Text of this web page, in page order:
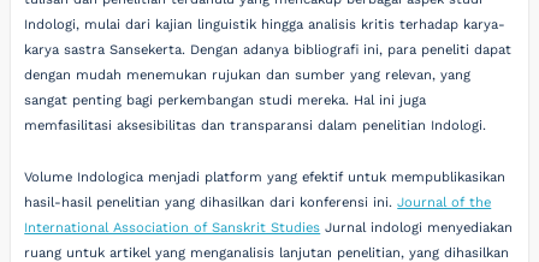
Indologi, mulai dari kajian linguistik hingga analisis kritis terhadap karya-
karya sastra Sansekerta. Dengan adanya bibliografi ini, para peneliti dapat
dengan mudah menemukan rujukan dan sumber yang relevan, yang
sangat penting bagi perkembangan studi mereka. Hal ini juga
memfasilitasi aksesibilitas dan transparansi dalam penelitian Indologi.
Volume Indologica menjadi platform yang efektif untuk mempublikasikan
hasil-hasil penelitian yang dihasilkan dari konferensi ini.Journal of the
International Association of Sanskrit Studies Jurnal indologi menyediakan
ruang untuk artikel yang menganalisis lanjutan penelitian, yang dihasilkan